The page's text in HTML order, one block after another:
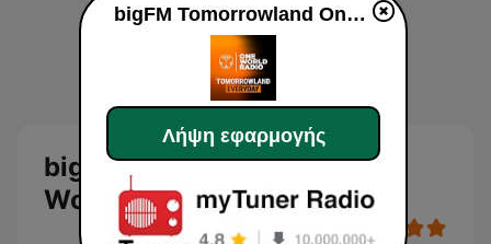
bigFM Tomorrowland One
World Radio
bigFM Tomorrowland One World Radio
Λήψη εφαρμογής